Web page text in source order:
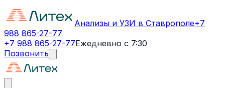
Анализы и УЗИ в Ставрополе+7
988 865-27-77
+7 988 865-27-77Ежедневно с 7:30
Позвонить